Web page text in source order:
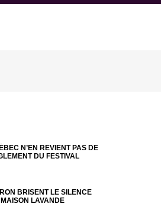
N’EN REVIENT PAS DE
DU FESTIVAL
BRISENT LE SILENCE
LAVANDE